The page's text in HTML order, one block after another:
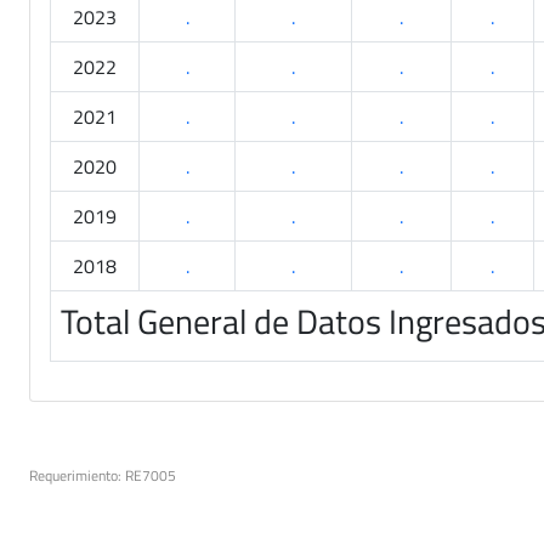
2023
. . . .
2022
. . . .
2021
. . . .
2020
. . . .
2019
. . . .
2018
. . . .
Total General de Datos Ingresados
Requerimiento: RE7005